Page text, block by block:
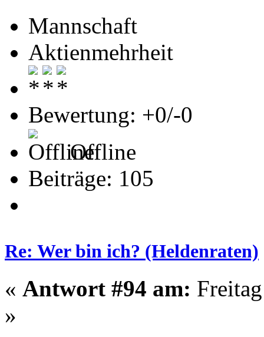
Mannschaft
Aktienmehrheit
Bewertung: +0/-0
Offline
Beiträge: 105
Re: Wer bin ich? (Heldenraten)
« Antwort #94 am:
»